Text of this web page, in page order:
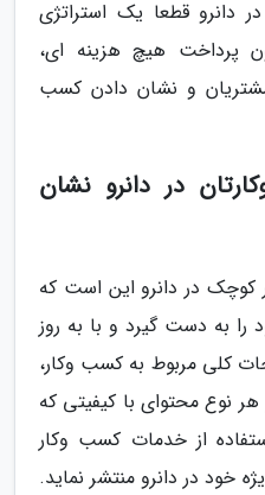
دانرو قطعا یک استراتژی
پرداخت هیچ هزینه ای،
و نشان دادن کسب
در دانرو نشان
کوچک در دانرو این است که
به دست گیرد و با به روز
کلی مربوط به کسب وکار،
نوع محتوای با کیفیتی که
از خدمات کسب وکار
خود در دانرو منتشر نماید.